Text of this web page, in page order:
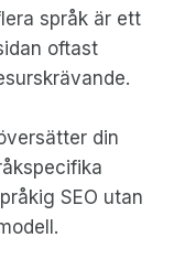
språk är ett
oftast
din
SEO utan